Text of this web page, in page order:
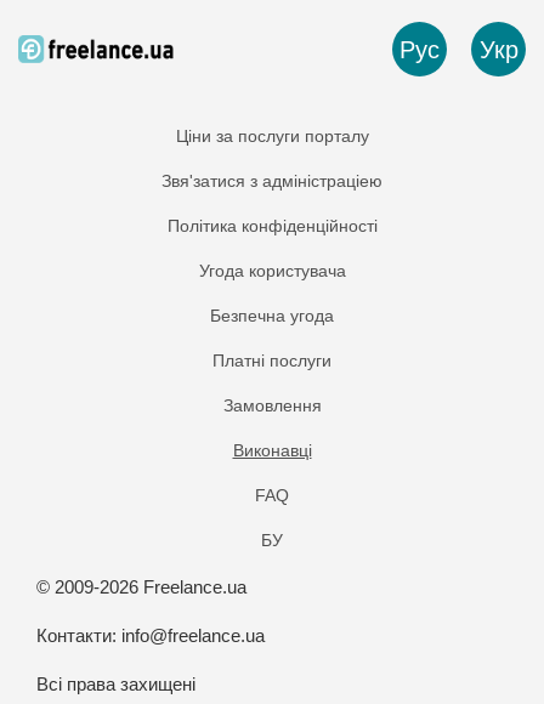
Рус Укр
Ціни за послуги порталу
Звя'затися з адміністраціею
Політика конфіденційності
Угода користувача
Безпечна угода
Платнi послуги
Замовлення
Виконавці
FAQ
БУ
© 2009-2026 Freelance.ua
Контакти: info@freelance.ua
Всі права захищені